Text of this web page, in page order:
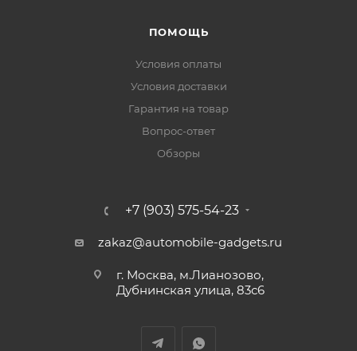
ПОМОЩЬ
Условия оплаты
Условия доставки
Гарантия на товар
Вопрос-ответ
Обзоры
+7 (903) 575-54-23
zakaz@automobile-gadgets.ru
г. Москва, м.Лианозово,
Дубнинская улица, 83с6